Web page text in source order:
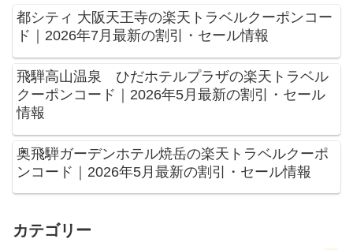
都シティ 大阪天王寺の楽天トラベルクーポンコー
ド｜2026年7月最新の割引・セール情報
飛騨高山温泉 ひだホテルプラザの楽天トラベル
クーポンコード｜2026年5月最新の割引・セール
情報
奥飛騨ガーデンホテル焼岳の楽天トラベルクーポ
ンコード｜2026年5月最新の割引・セール情報
カテゴリー